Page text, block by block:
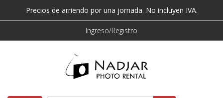
Precios de arriendo por una jornada. No incluyen IVA.
Ingreso/Registro